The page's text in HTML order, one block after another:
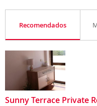
Recomendados
Sunny Terrace Private